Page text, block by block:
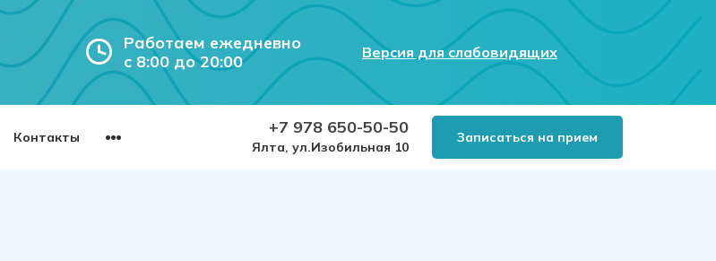
Работаем ежедневно
с 8:00 до 20:00
Версия для слабовидящих
Контакты +7 978 650-50-50
Ялта, ул.Изобильная 10
Записаться на прием